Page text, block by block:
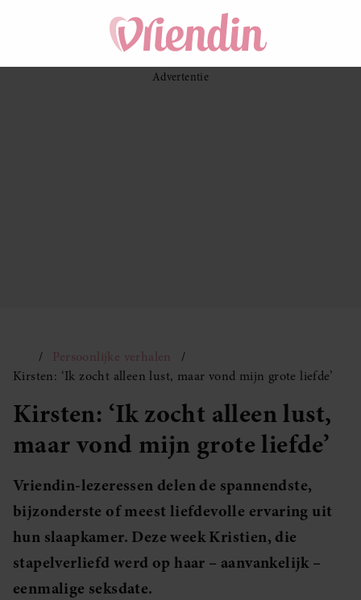
Persoonlijke verhalen
Kirsten: ‘Ik zocht alleen lust, maar vond mijn grote liefde’
Kirsten: ‘Ik zocht alleen lust,
maar vond mijn grote liefde’
Vriendin-lezeressen delen de spannendste,
bijzonderste of meest liefdevolle ervaring uit
hun slaapkamer. Deze week Kristien, die
stapelverliefd werd op haar – aanvankelijk –
eenmalige seksdate.